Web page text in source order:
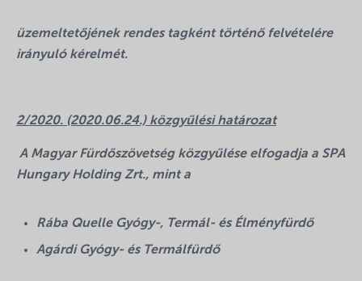
üzemeltetőjének rendes tagként történő felvételére
irányuló kérelmét.
2/2020. (2020.06.24.) közgyűlési határozat
A Magyar Fürdőszövetség közgyűlése elfogadja a SPA
Hungary Holding Zrt., mint a
Rába Quelle Gyógy-, Termál- és Élményfürdő
Agárdi Gyógy- és Termálfürdő